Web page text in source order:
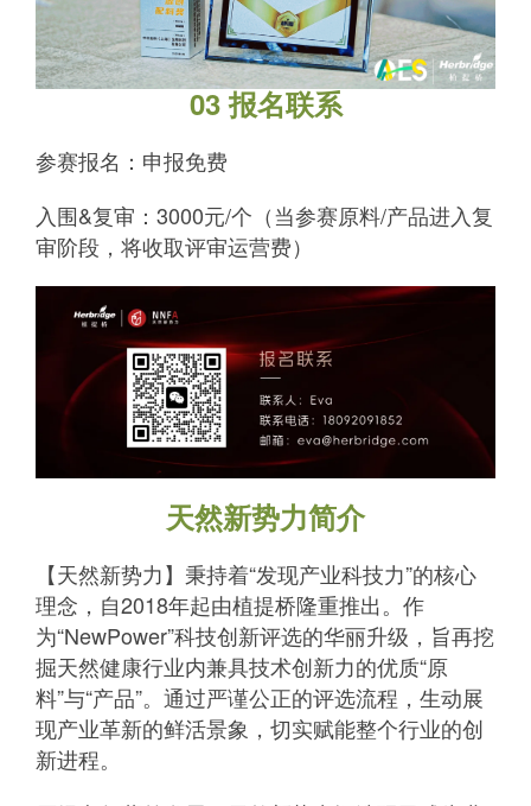
03 报名联系
参赛报名：申报免费
入围&复审：3000元/个（当参赛原料/产品进入复
审阶段，将收取评审运营费）
天然新势力简介
【天然新势力】秉持着“发现产业科技力”的核心
理念，自2018年起由植提桥隆重推出。作
为“NewPower”科技创新评选的华丽升级，旨再挖
掘天然健康行业内兼具技术创新力的优质“原
料”与“产品”。通过严谨公正的评选流程，生动展
现产业革新的鲜活景象，切实赋能整个行业的创
新进程。